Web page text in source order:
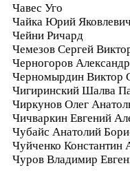
Чавес Уго
Чайка Юрий
Чейни Ричард
Чемезов Сергей
Черногоров
Черномырдин Виктор
Чигиринский Шалва
Чиркунов Олег
Чичваркин Евгений
Чубайс Анатолий
Чуйченко Константин
Чуров Владимир